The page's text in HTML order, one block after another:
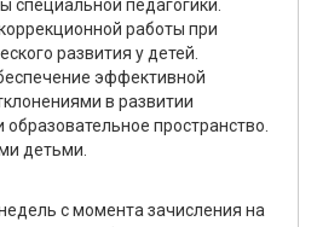
специальной педагогики.
работы при
развития у детей.
эффективной
в развитии
пространство.
детьми.
с момента зачисления на